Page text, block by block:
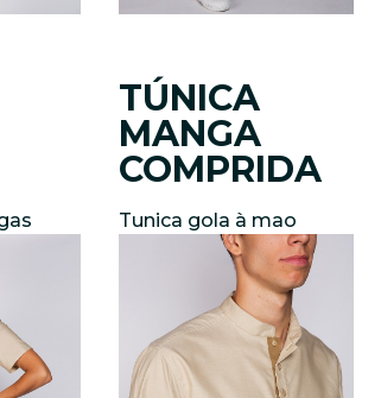
TÚNICA
MANGA
COMPRIDA
Tunica gola à mao